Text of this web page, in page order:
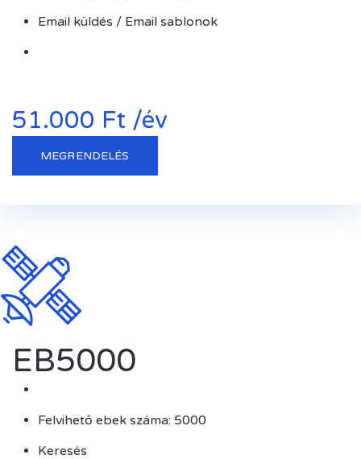
Email küldés / Email sablonok
51.000 Ft /év
MEGRENDELÉS
EB5000
Felvihető ebek száma: 5000
Keresés